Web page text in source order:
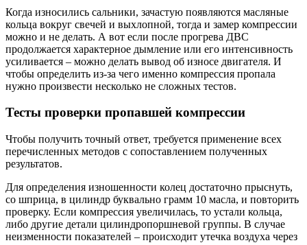
Когда износились сальники, зачастую появляются масляные
кольца вокруг свечей и выхлопной, тогда и замер компрессии
можно и не делать. А вот если после прогрева ДВС
продолжается характерное дымление или его интенсивность
усиливается – можно делать вывод об износе двигателя. И
чтобы определить из-за чего именно компрессия пропала
нужно произвести несколько не сложных тестов.
Тесты проверки пропавшей компрессии
Чтобы получить точный ответ, требуется применение всех
перечисленных методов с сопоставлением полученных
результатов.
Для определения изношенности колец достаточно прыснуть,
со шприца, в цилиндр буквально грамм 10 масла, и повторить
проверку. Если компрессия увеличилась, то устали кольца,
либо другие детали цилиндропоршневой группы. В случае
неизменности показателей – происходит утечка воздуха через